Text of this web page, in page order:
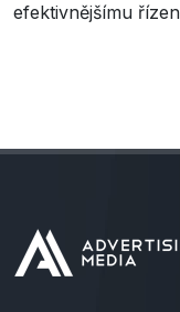
efektivnějšímu